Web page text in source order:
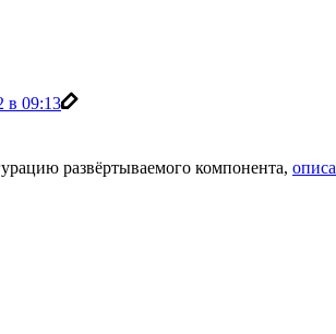
в 09:13
развёртываемого компонента,